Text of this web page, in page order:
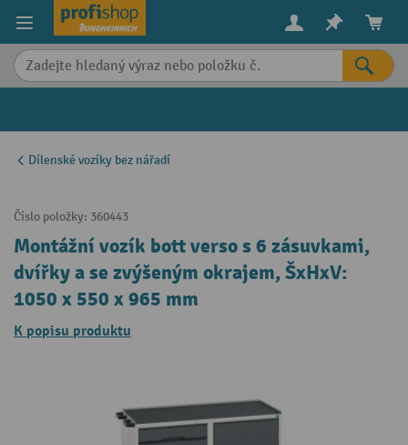
content
Dílenské vozíky bez nářadí
Číslo položky: 360443
Montážní vozík bott verso s 6 zásuvkami,
dvířky a se zvýšeným okrajem, ŠxHxV:
1050 x 550 x 965 mm
K popisu produktu